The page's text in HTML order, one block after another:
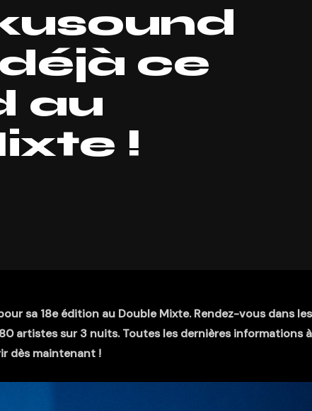
ce
au
!
sa 18e édition au Double Mixte. Rendez-vous dans les
artistes sur 3 nuits. Toutes les dernières informations à
dès maintenant !